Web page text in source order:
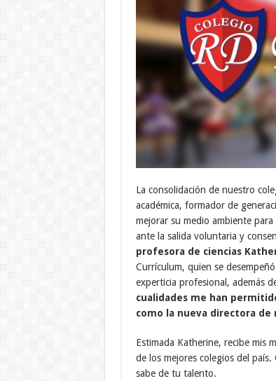
La consolidación de nuestro
académica, formador de
mejorar su medio ambiente
ante la salida voluntaria y
profesora de ciencias
Currículum, quien se
experticia profesional, además
cualidades me han
como la nueva directora de
Estimada Katherine, recibe mis
de los mejores colegios del
sabe de tu talento.